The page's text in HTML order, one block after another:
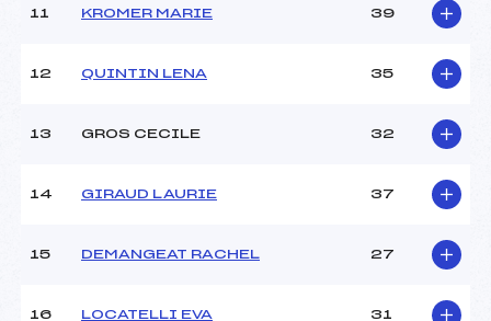
11 KROMER MARIE 39
12 QUINTIN LENA 35
13 GROS CECILE 32
14 GIRAUD LAURIE 37
15 DEMANGEAT RACHEL 27
16 LOCATELLI EVA 31